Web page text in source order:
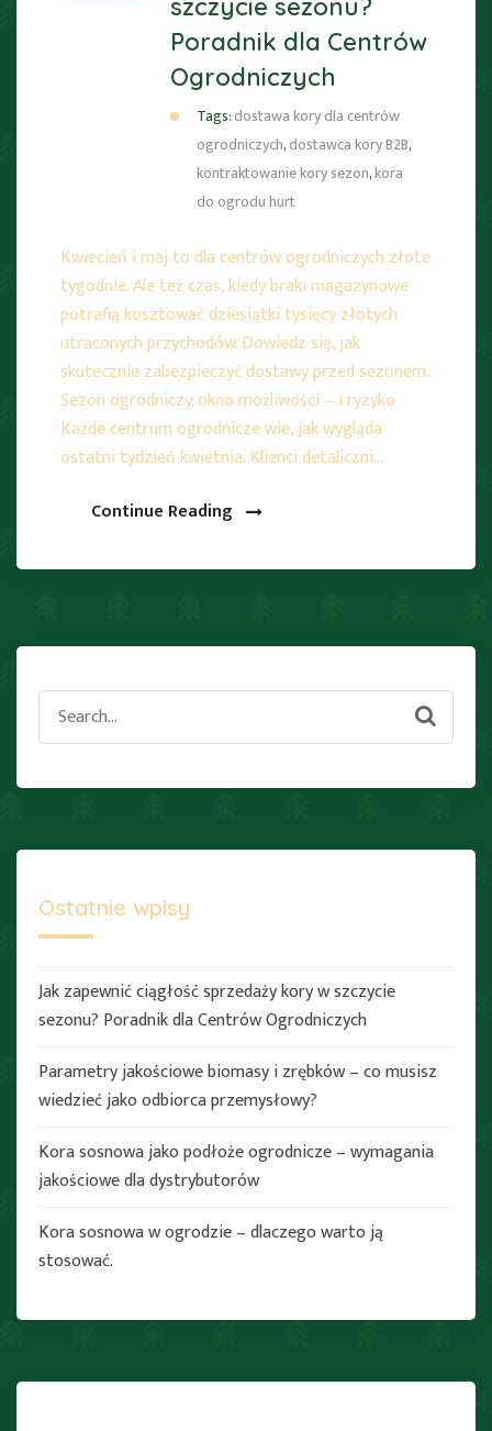
szczycie sezonu?
Poradnik dla Centrów
Ogrodniczych
Tags:dostawa kory dla centrów
ogrodniczych,dostawca kory B2B,
kontraktowanie kory sezon,kora
do ogrodu hurt
Kwiecień i maj to dla centrów ogrodniczych złote
tygodnie. Ale też czas, kiedy braki magazynowe
potrafią kosztować dziesiątki tysięcy złotych
utraconych przychodów. Dowiedz się, jak
skutecznie zabezpieczyć dostawy przed sezonem.
Sezon ogrodniczy: okno możliwości – i ryzyko
Każde centrum ogrodnicze wie, jak wygląda
ostatni tydzień kwietnia. Klienci detaliczni…
Continue Reading
Search
for:
Ostatnie wpisy
Jak zapewnić ciągłość sprzedaży kory w szczycie
sezonu? Poradnik dla Centrów Ogrodniczych
Parametry jakościowe biomasy i zrębków – co musisz
wiedzieć jako odbiorca przemysłowy?
Kora sosnowa jako podłoże ogrodnicze – wymagania
jakościowe dla dystrybutorów
Kora sosnowa w ogrodzie – dlaczego warto ją
stosować.